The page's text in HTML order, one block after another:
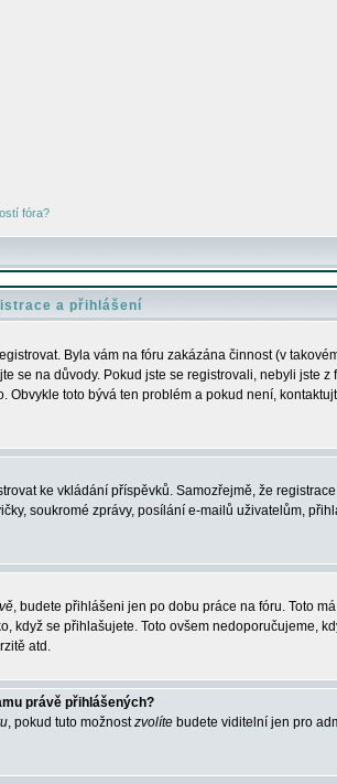
fóra?
a přihlášení
Byla vám na fóru zakázána činnost (v
se na důvody. Pokud jste se registrovali, nebyli jste z
toto bývá ten problém a pokud není,
ke vkládání příspěvků. Samozřejmě, že
soukromé zprávy, posílání e-mailů uživatelům,
, budete přihlášeni jen po dobu práce na fóru. Toto
když se přihlašujete. Toto ovšem nedoporučujeme,
atd.
právě přihlášených?
, pokud tuto možnostzvolíte budete viditelní jen pro